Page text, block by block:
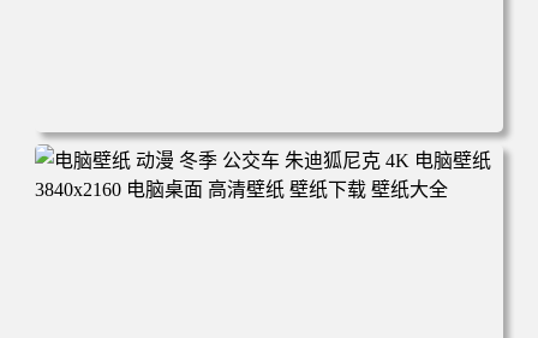
电脑壁纸 完美世界 荒天帝石昊 4K高清动漫壁纸 电脑桌面
高清壁纸 壁纸下载 壁纸大全